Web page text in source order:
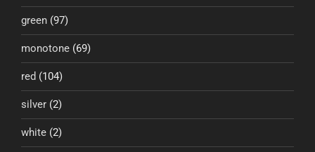
green (97)
monotone (69)
red (104)
silver (2)
white (2)